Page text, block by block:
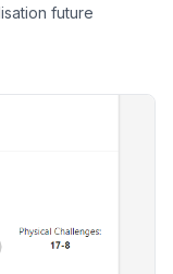
future